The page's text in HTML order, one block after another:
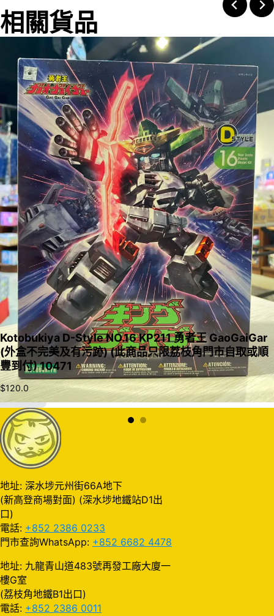
相關貨品
入購物車
Kotobukiya D-Style NO.16 KP211 勇者王 GaoGaiGar
(外盒不完美及有污跡) (此商品只限荔枝角門市自取或順
豐到付) 10471
$120.0
地址: 深水埗元州街66A地下
(新高登商場對面) (深水埗地鐵站D1出
口)
電話: +852 2386 0233
門市查詢WhatsApp: +852 6682 4478
地址: 九龍青山道483號再發工廠大廈一
樓G室
(荔枝角地鐵B1出口)
電話: +852 2386 0011